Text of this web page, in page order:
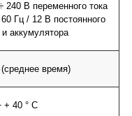
240 В переменного тока
Гц / 12 В постоянного
и аккумулятора
время)
+ 40 ° C